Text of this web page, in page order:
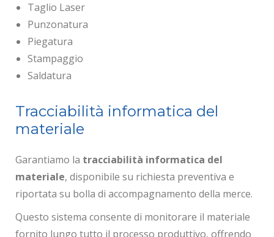
Taglio Laser
Punzonatura
Piegatura
Stampaggio
Saldatura
Tracciabilità informatica del
materiale
Garantiamo la tracciabilità informatica del
materiale, disponibile su richiesta preventiva e
riportata su bolla di accompagnamento della merce.
Questo sistema consente di monitorare il materiale
fornito lungo tutto il processo produttivo, offrendo